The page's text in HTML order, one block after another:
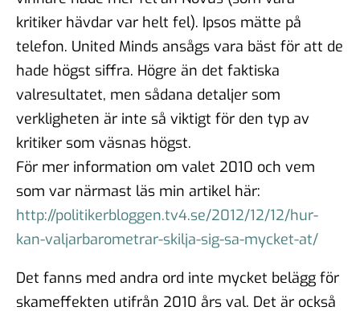
kritiker hävdar var helt fel). Ipsos mätte på
telefon. United Minds ansågs vara bäst för att de
hade högst siffra. Högre än det faktiska
valresultatet, men sådana detaljer som
verkligheten är inte så viktigt för den typ av
kritiker som väsnas högst.
För mer information om valet 2010 och vem
som var närmast läs min artikel här:
http://politikerbloggen.tv4.se/2012/12/12/hur-
kan-valjarbarometrar-skilja-sig-sa-mycket-at/
Det fanns med andra ord inte mycket belägg för
skameffekten utifrån 2010 års val. Det är också